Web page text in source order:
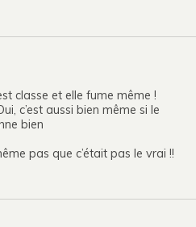
classe et elle fume même !
c’est aussi bien même si le
bien
pas que c’était pas le vrai !!